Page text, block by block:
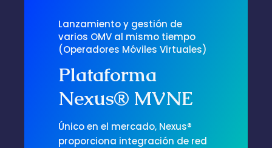
Lanzamiento y gestión de
varios OMV al mismo tiempo
(Operadores Móviles Virtuales)
Plataforma
Nexus® MVNE
Único en el mercado, Nexus®
proporciona integración de red